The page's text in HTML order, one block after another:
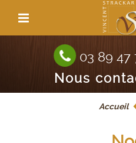
03 89 47
Nous
Accueil